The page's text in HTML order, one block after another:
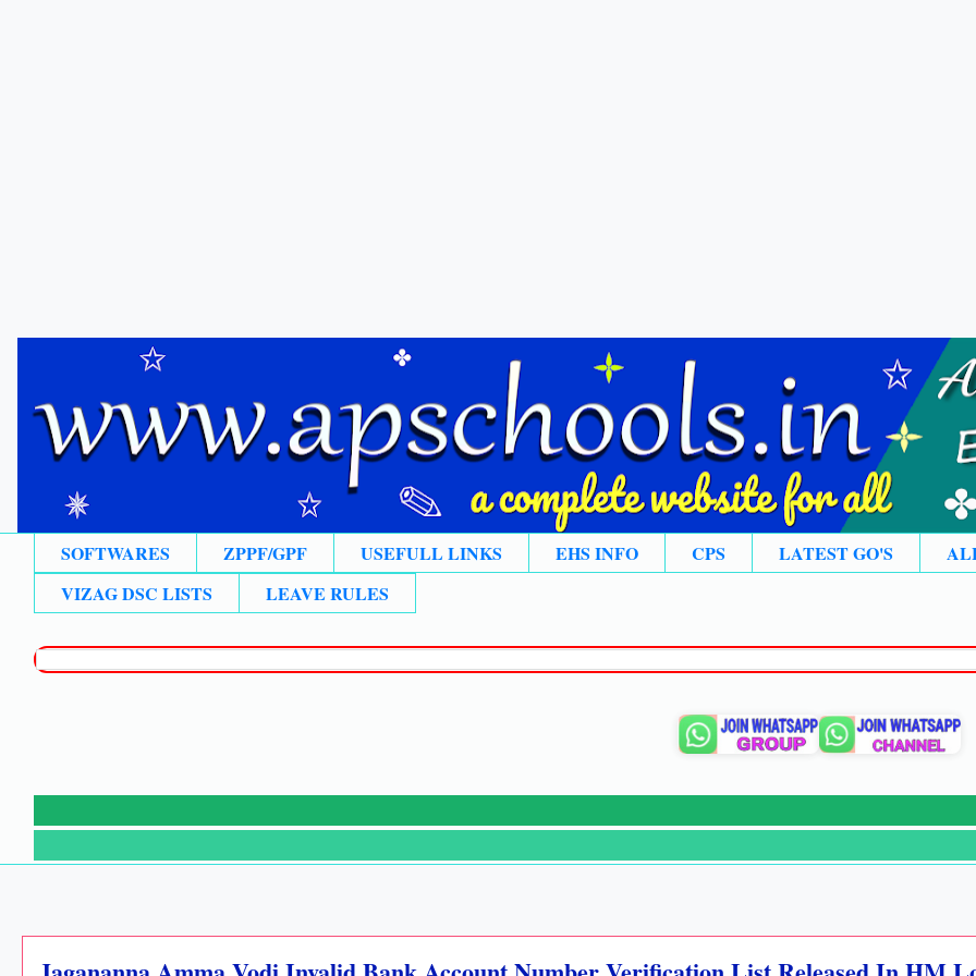
SOFTWARES ZPPF/GPF USEFULL LINKS EHS INFO CPS LATEST GO'S
VIZAG DSC LISTS
LEAVE RULES